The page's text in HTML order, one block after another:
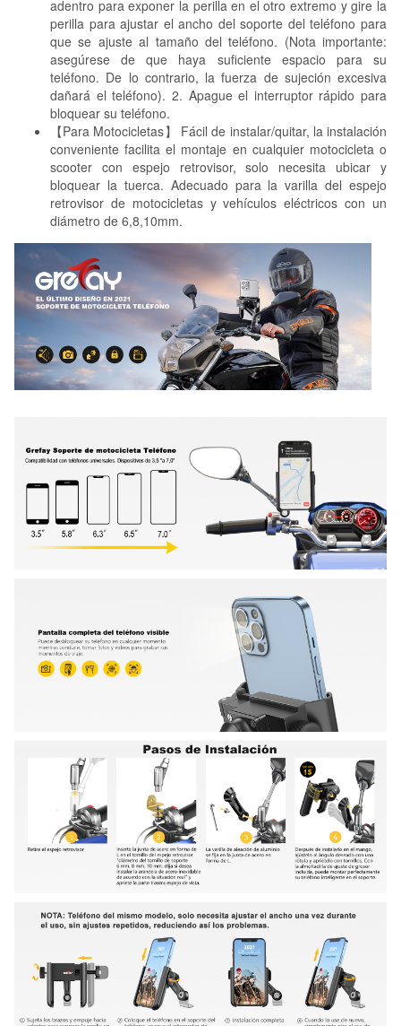
adentro para exponer la perilla en el otro extremo y gire la
perilla para ajustar el ancho del soporte del teléfono para
que se ajuste al tamaño del teléfono. (Nota importante:
asegúrese de que haya suficiente espacio para su
teléfono. De lo contrario, la fuerza de sujeción excesiva
dañará el teléfono). 2. Apague el interruptor rápido para
bloquear su teléfono.
【Para Motocicletas】 Fácil de instalar/quitar, la instalación
conveniente facilita el montaje en cualquier motocicleta o
scooter con espejo retrovisor, solo necesita ubicar y
bloquear la tuerca. Adecuado para la varilla del espejo
retrovisor de motocicletas y vehículos eléctricos con un
diámetro de 6,8,10mm.